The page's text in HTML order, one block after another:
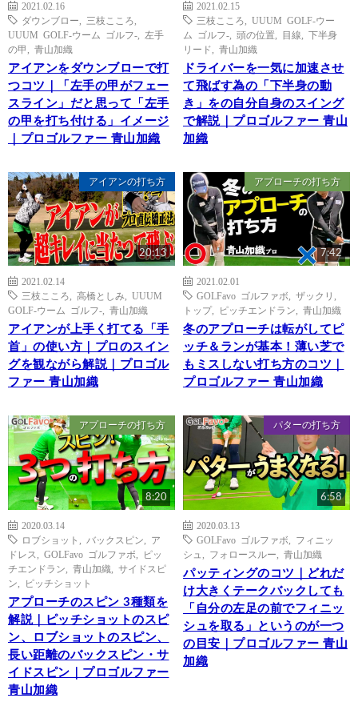
2021.02.16
ダウンブロー
三枝こころ
UUUM GOLF-ウーム ゴルフ-
左手
の甲
青山加織
アイアンをダウンブローで打
つコツ｜「左手の甲がフェー
スライン」だと思って「左手
の甲を打ち付ける」イメージ
｜プロゴルファー 青山加織
2021.02.15
三枝こころ
UUUM GOLF-ウー
ム ゴルフ-
頭の位置 目線
下半身
リード
青山加織
ドライバーを一気に加速させ
て飛ばす為の「下半身の動
き」をの自分自身のスイング
で解説｜プロゴルファー 青山
加織
アイアンの打ち方
20:13
2021.02.14
三枝こころ
高橋としみ
UUUM
GOLF-ウーム ゴルフ-
青山加織
アイアンが上手く打てる「手
首」の使い方｜プロのスイン
グを観ながら解説｜プロゴル
ファー 青山加織
アプローチの打ち方
7:42
2021.02.01
GOLFavo ゴルファボ
ザックリ
トップ, ピッチエンドラン 青山加織
冬のアプローチは転がしてピ
ッチ＆ランが基本！薄い芝で
もミスしない打ち方のコツ｜
プロゴルファー 青山加織
アプローチの打ち方
8:20
2020.03.14
ロブショット
バックスピン
ア
ドレス
GOLFavo ゴルファボ
ピッ
チエンドラン
青山加織
サイドスピ
ン
ピッチショット
アプローチのスピン 3種類を
解説｜ピッチショットのスピ
ン、ロブショットのスピン、
長い距離のバックスピン・サ
イドスピン｜プロゴルファー
青山加織
パターの打ち方
6:58
2020.03.13
GOLFavo ゴルファボ
フィニッ
シュ
フォロースルー 青山加織
パッティングのコツ｜どれだ
け大きくテークバックしても
「自分の左足の前でフィニッ
シュを取る」というのが一つ
の目安｜プロゴルファー 青山
加織